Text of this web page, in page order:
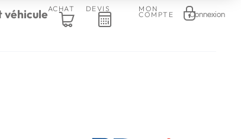
véhiculeACHAT DEVIS MON
COMPTE Connexion